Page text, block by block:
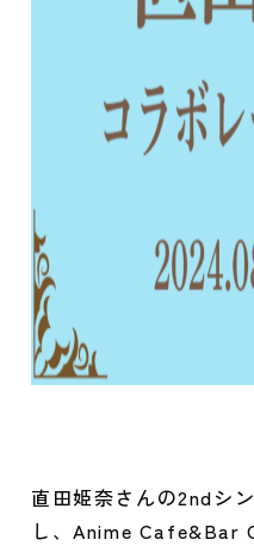
直田姫奈さんの2ndシ
し、Anime Cafe&Bar